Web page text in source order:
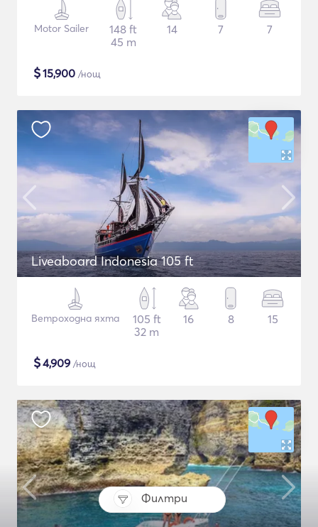
Филтри
Motor Sailer
148 ft
45 m
14 7 7
$15,900 /нощ
Liveaboard Indonesia 105 ft
Ветроходна яхта
105 ft
32 m
16 8 15
$4,909 /нощ